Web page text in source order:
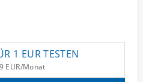
1 EUR TESTEN
EUR/Monat